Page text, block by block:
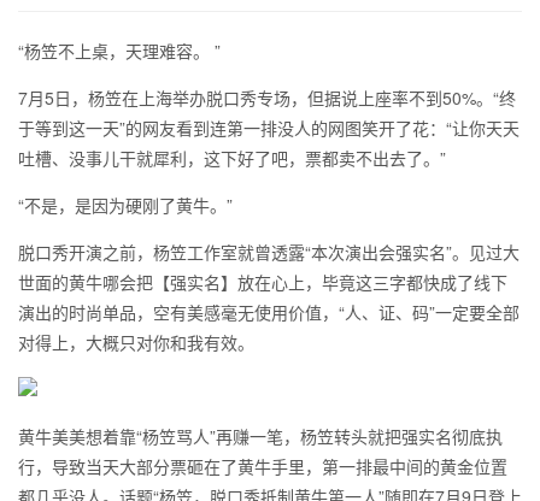
“杨笠不上桌，天理难容。 ”
7月5日，杨笠在上海举办脱口秀专场，但据说上座率不到50%。“终
于等到这一天”的网友看到连第一排没人的网图笑开了花：“让你天天
吐槽、没事儿干就犀利，这下好了吧，票都卖不出去了。”
“不是，是因为硬刚了黄牛。”
脱口秀开演之前，杨笠工作室就曾透露“本次演出会强实名”。见过大
世面的黄牛哪会把【强实名】放在心上，毕竟这三字都快成了线下
演出的时尚单品，空有美感毫无使用价值，“人、证、码”一定要全部
对得上，大概只对你和我有效。
黄牛美美想着靠“杨笠骂人”再赚一笔，杨笠转头就把强实名彻底执
行，导致当天大部分票砸在了黄牛手里，第一排最中间的黄金位置
都几乎没人。话题“杨笠，脱口秀抵制黄牛第一人”随即在7月9日登上